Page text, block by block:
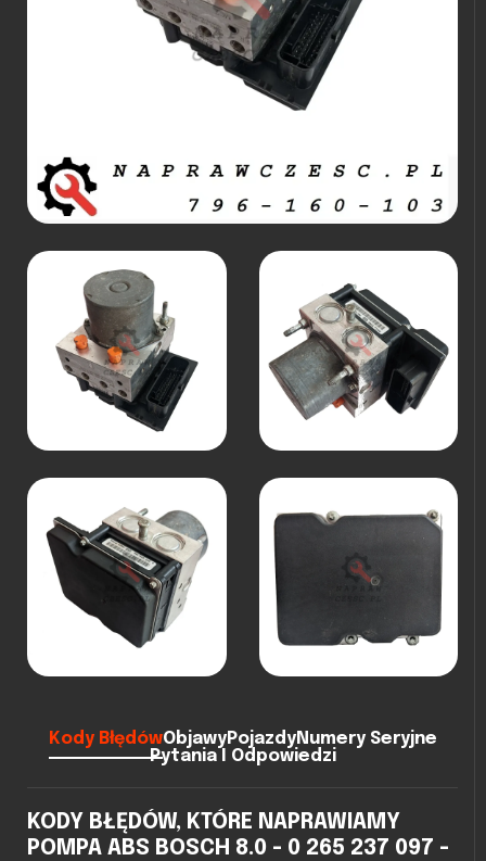
Kody BłędówObjawyPojazdyNumery Seryjne
Pytania I Odpowiedzi
KODY BŁĘDÓW, KTÓRE NAPRAWIAMY
POMPA ABS BOSCH 8.0 - 0 265 237 097 -